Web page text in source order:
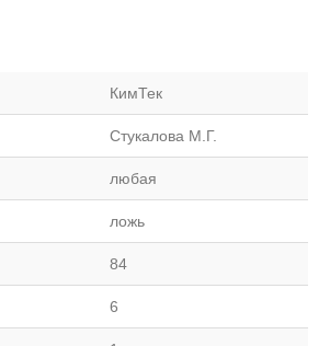
КимТек
Стукалова М.Г.
любая
ложь
84
6